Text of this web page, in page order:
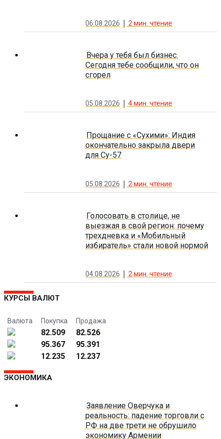
06.08.2026 2 мин. чтение
Вчера у тебя был бизнес.
Сегодня тебе сообщили, что он
сгорел
05.08.2026 4мин. чтение
Прощание с «Сухими»: Индия
окончательно закрыла двери
для Су-57
05.08.2026 2 мин. чтение
Голосовать в столице, не
выезжая в свой регион: почему
трехдневка и «Мобильный
избиратель» стали новой нормой
04.08.2026 2мин. чтение
КУРСЫ ВАЛЮТ
Валюта Покупка Продажа
82.509
82.526
95.367
95.391
12.235
12.237
ЭКОНОМИКА
Заявление Оверчука и
реальность: падение торговли с
РФ на две трети не обрушило
экономику Армении